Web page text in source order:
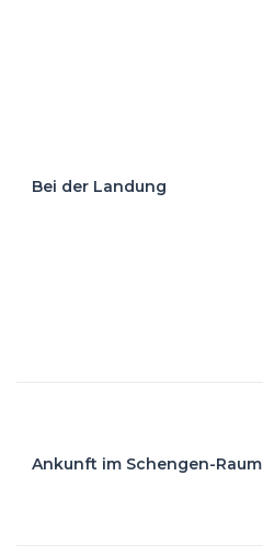
Bei der Landung
Ankunft im Schengen-Raum